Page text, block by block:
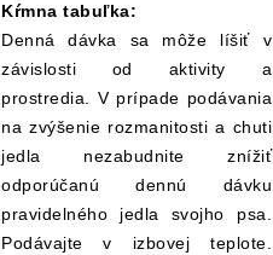
Kŕmna tabuľka:
Denná dávka sa môže líšiť v
závislosti od aktivity a
prostredia. V prípade podávania
na zvýšenie rozmanitosti a chuti
jedla nezabudnite znížiť
odporúčanú dennú dávku
pravidelného jedla svojho psa.
Podávajte v izbovej teplote.